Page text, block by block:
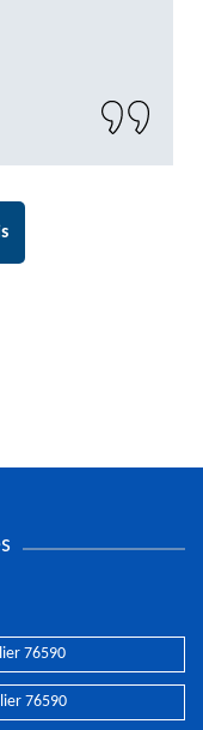
a
76590
76590